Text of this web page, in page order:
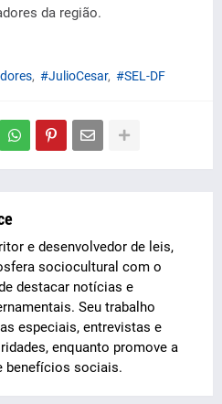
da região.
#JulioCesar #SEL-DF
e desenvolvedor de leis,
sociocultural com o
destacar notícias e
Seu trabalho
especiais, entrevistas e
enquanto promove a
benefícios sociais.